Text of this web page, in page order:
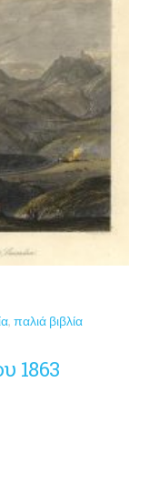
,παλιά βιβλία
1863